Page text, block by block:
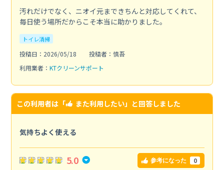
汚れだけでなく、ニオイ元まできちんと対応してくれて、
毎日使う場所だからこそ本当に助かりました。
トイレ清掃
投稿日：2026/05/18
投稿者：慎吾
利用業者： KTクリーンサポート
この利用者は「 また利用したい」と回答しました
気持ちよく使える
5.0 参考になった 0